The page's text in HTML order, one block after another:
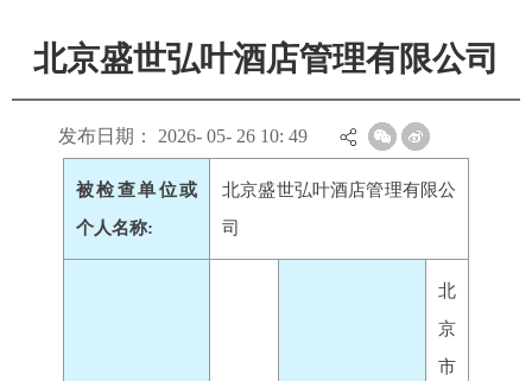
北京盛世弘叶酒店管理有限公司
发布日期： 2026- 05- 26 10: 49
被检查单位或
个人名称:
北京盛世弘叶酒店管理有限公
司
北
京
市